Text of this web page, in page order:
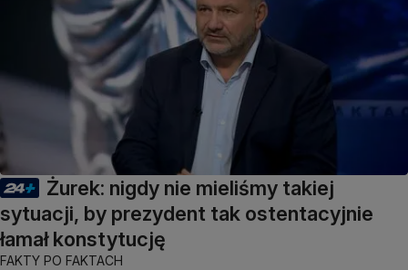
Żurek: nigdy nie mieliśmy takiej
sytuacji, by prezydent tak ostentacyjnie
łamał konstytucję
FAKTY PO FAKTACH